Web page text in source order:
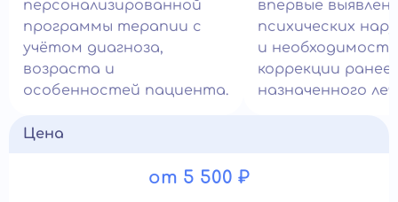
персонализированной
программы терапии с
учётом диагноза,
возраста и
особенностей пациента.
впервые
психических
и необходимости
коррекции ранее
назначенного
Цена
от 5 500 ₽